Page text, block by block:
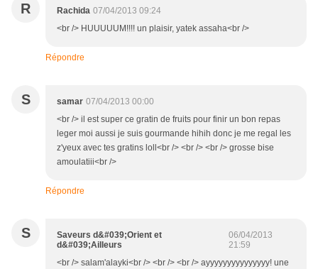
R Rachida 07/04/2013 09:24
<br /> HUUUUUM!!!! un plaisir, yatek assaha<br />
Répondre
S samar 07/04/2013 00:00
<br /> il est super ce gratin de fruits pour finir un bon repas
leger moi aussi je suis gourmande hihih donc je me regal les
z'yeux avec tes gratins loll<br /> <br /> <br /> grosse bise
amoulatiii<br />
Répondre
S
Saveurs d&#039;Orient et
d&#039;Ailleurs
06/04/2013
21:59
<br /> salam'alayki<br /> <br /> <br /> ayyyyyyyyyyyyyyy! une